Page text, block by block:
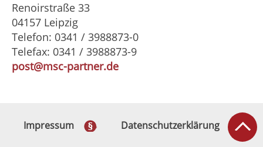
Renoirstraße 33
04157 Leipzig
Telefon: 0341 / 3988873-0
Telefax: 0341 / 3988873-9
post@msc-partner.de
Impressum Datenschutzerklärung